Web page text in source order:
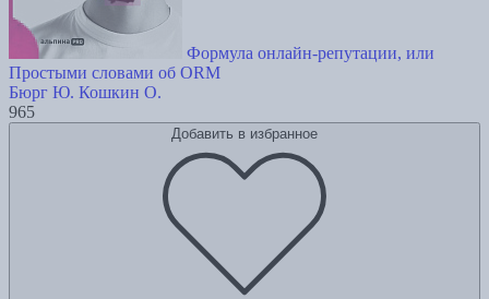
Формула онлайн-репутации, или
Простыми словами об ORM
Бюрг Ю. Кошкин О.
965
Добавить в избранное